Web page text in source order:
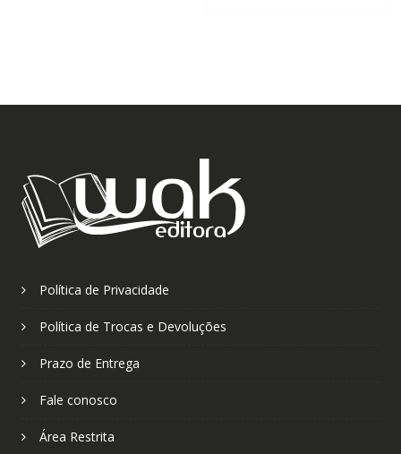
Política de Privacidade
Política de Trocas e Devoluções
Prazo de Entrega
Fale conosco
Área Restrita